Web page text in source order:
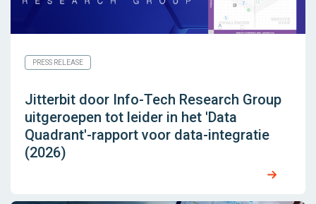
PRESS RELEASE
Jitterbit door Info-Tech Research Group
uitgeroepen tot leider in het 'Data
Quadrant'-rapport voor data-integratie
(2026)